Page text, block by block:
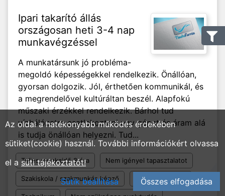
Ipari takarító állás
országosan heti 3-4 nap
munkavégzéssel
A munkatársunk jó probléma-
megoldó képességekkel rendelkezik. Önállóan,
gyorsan dolgozik. Jól, érthetően kommunikál, és
a megrendelővel kultúráltan beszél. Alapfokú
műszaki érzékkel rendelkezik. Bárhol tud
vízhálózatra csatlakoztani egy gépet és áram alá
is tudja önállóan helyezni. Tud...
Teljes munkaidő 8 óra Nem igényel tapasztalatot
Szakiskola / szakmunkás képző Szakközépiskola
Az oldal a hatékonyabb működés érdekében
sütiket(cookie) használ. További információkért olvassa
el a süti tájékoztatót!
Sütik beállítása
Összes elfogadása